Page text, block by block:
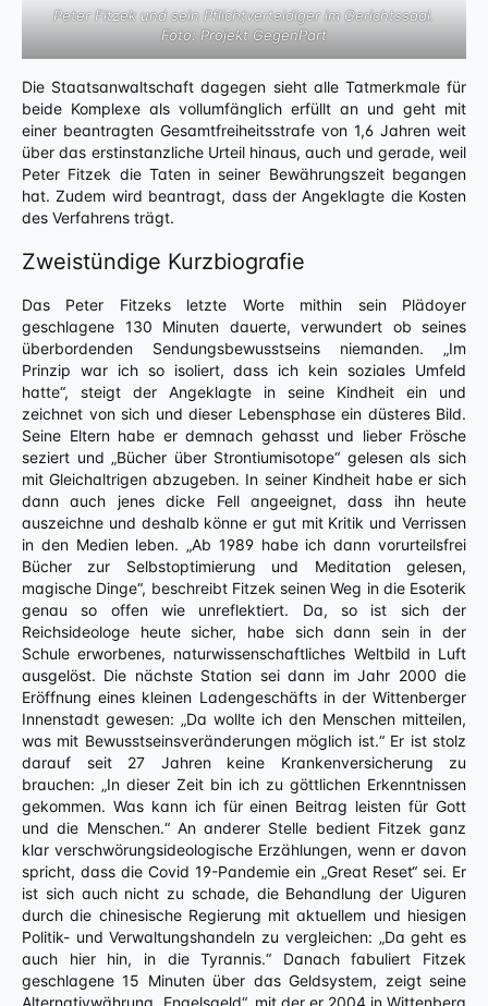
Peter Fitzek und sein Pflichtverteidiger im Gerichtssaal.
Foto: Projekt GegenPart
Die Staatsanwaltschaft dagegen sieht alle Tatmerkmale für
beide Komplexe als vollumfänglich erfüllt an und geht mit
einer beantragten Gesamtfreiheitsstrafe von 1,6 Jahren weit
über das erstinstanzliche Urteil hinaus, auch und gerade, weil
Peter Fitzek die Taten in seiner Bewährungszeit begangen
hat. Zudem wird beantragt, dass der Angeklagte die Kosten
des Verfahrens trägt.
Zweistündige Kurzbiografie
Das Peter Fitzeks letzte Worte mithin sein Plädoyer
geschlagene 130 Minuten dauerte, verwundert ob seines
überbordenden Sendungsbewusstseins niemanden. „Im
Prinzip war ich so isoliert, dass ich kein soziales Umfeld
hatte“, steigt der Angeklagte in seine Kindheit ein und
zeichnet von sich und dieser Lebensphase ein düsteres Bild.
Seine Eltern habe er demnach gehasst und lieber Frösche
seziert und „Bücher über Strontiumisotope“ gelesen als sich
mit Gleichaltrigen abzugeben. In seiner Kindheit habe er sich
dann auch jenes dicke Fell angeeignet, dass ihn heute
auszeichne und deshalb könne er gut mit Kritik und Verrissen
in den Medien leben. „Ab 1989 habe ich dann vorurteilsfrei
Bücher zur Selbstoptimierung und Meditation gelesen,
magische Dinge“, beschreibt Fitzek seinen Weg in die Esoterik
genau so offen wie unreflektiert. Da, so ist sich der
Reichsideologe heute sicher, habe sich dann sein in der
Schule erworbenes, naturwissenschaftliches Weltbild in Luft
ausgelöst. Die nächste Station sei dann im Jahr 2000 die
Eröffnung eines kleinen Ladengeschäfts in der Wittenberger
Innenstadt gewesen: „Da wollte ich den Menschen mitteilen,
was mit Bewusstseinsveränderungen möglich ist.“ Er ist stolz
darauf seit 27 Jahren keine Krankenversicherung zu
brauchen: „In dieser Zeit bin ich zu göttlichen Erkenntnissen
gekommen. Was kann ich für einen Beitrag leisten für Gott
und die Menschen.“ An anderer Stelle bedient Fitzek ganz
klar verschwörungsideologische Erzählungen, wenn er davon
spricht, dass die Covid 19-Pandemie ein „Great Reset“ sei. Er
ist sich auch nicht zu schade, die Behandlung der Uiguren
durch die chinesische Regierung mit aktuellem und hiesigen
Politik- und Verwaltungshandeln zu vergleichen: „Da geht es
auch hier hin, in die Tyrannis.“ Danach fabuliert Fitzek
geschlagene 15 Minuten über das Geldsystem, zeigt seine
Alternativwährung „Engelsgeld“, mit der er 2004 in Wittenberg